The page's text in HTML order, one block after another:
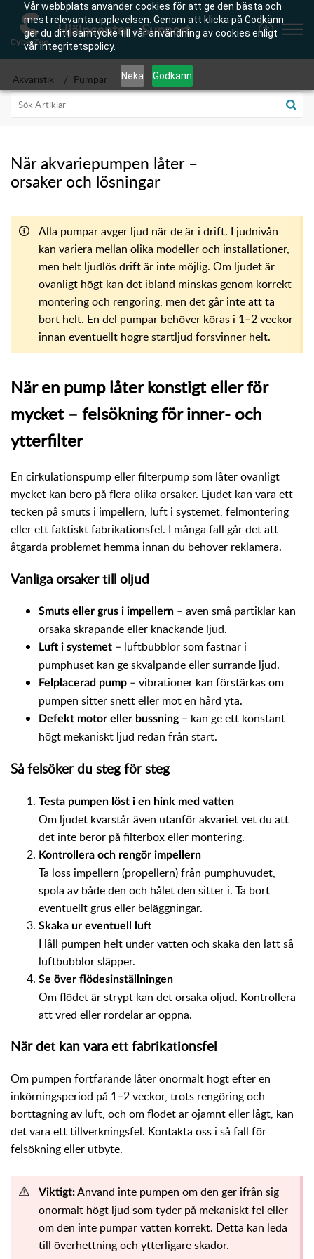
Vår webbplats använder cookies för att ge den bästa och
mest relevanta upplevelsen. Genom att klicka på Godkänn
ger du ditt samtycke till vår användning av cookies enligt
vår integritetspolicy.
Neka Godkänn
Hjälpcenter - Support
Akvaristik Pumpar
När akvariepumpen låter –
orsaker och lösningar
Alla pumpar avger ljud när de är i drift. Ljudnivån
kan variera mellan olika modeller och installationer,
men helt ljudlös drift är inte möjlig. Om ljudet är
ovanligt högt kan det ibland minskas genom korrekt
montering och rengöring, men det går inte att ta
bort helt. En del pumpar behöver köras i 1–2 veckor
innan eventuellt högre startljud försvinner helt.
När en pump låter konstigt eller för
mycket – felsökning för inner- och
ytterfilter
En cirkulationspump eller filterpump som låter ovanligt
mycket kan bero på flera olika orsaker. Ljudet kan vara ett
tecken på smuts i impellern, luft i systemet, felmontering
eller ett faktiskt fabrikationsfel. I många fall går det att
åtgärda problemet hemma innan du behöver reklamera.
Vanliga orsaker till oljud
Smuts eller grus i impellern – även små partiklar kan
orsaka skrapande eller knackande ljud.
Luft i systemet – luftbubblor som fastnar i
pumphuset kan ge skvalpande eller surrande ljud.
Felplacerad pump – vibrationer kan förstärkas om
pumpen sitter snett eller mot en hård yta.
Defekt motor eller bussning– kan ge ett konstant
högt mekaniskt ljud redan från start.
Så felsöker du steg för steg
Testa pumpen löst i en hink med vatten
Om ljudet kvarstår även utanför akvariet vet du att
det inte beror på filterbox eller montering.
Kontrollera och rengör impellern
Ta loss impellern (propellern) från pumphuvudet,
spola av både den och hålet den sitter i. Ta bort
eventuellt grus eller beläggningar.
Skaka ur eventuell luft
Håll pumpen helt under vatten och skaka den lätt så
luftbubblor släpper.
Se över flödesinställningen
Om flödet är strypt kan det orsaka oljud. Kontrollera
att vred eller rördelar är öppna.
När det kan vara ett fabrikationsfel
Om pumpen fortfarande låter onormalt högt efter en
inkörningsperiod på 1–2 veckor, trots rengöring och
borttagning av luft, och om flödet är ojämnt eller lågt, kan
det vara ett tillverkningsfel. Kontakta oss i så fall för
felsökning eller utbyte.
Viktigt:Använd inte pumpen om den ger ifrån sig
onormalt högt ljud som tyder på mekaniskt fel eller
om den inte pumpar vatten korrekt. Detta kan leda
till överhettning och ytterligare skador.